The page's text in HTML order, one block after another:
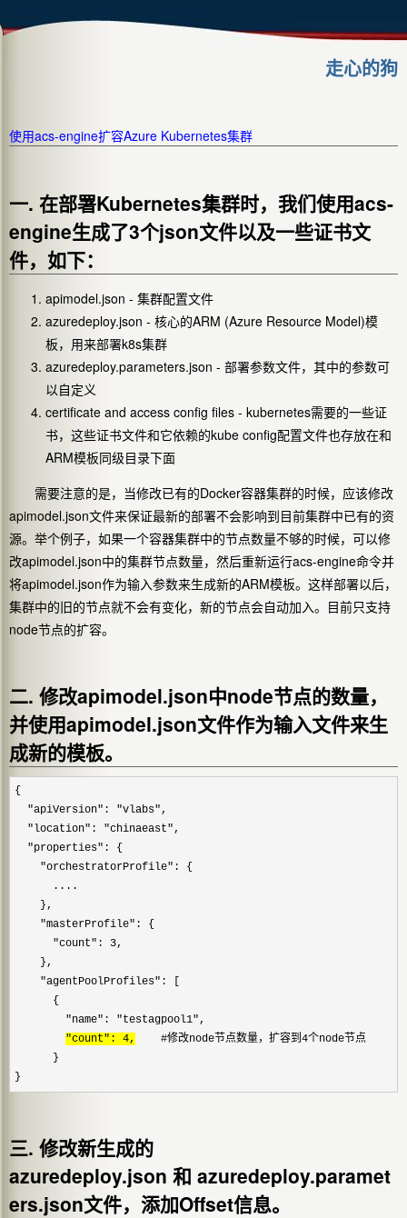
走心的狗
使用acs-engine扩容Azure Kubernetes集群
一. 在部署Kubernetes集群时，我们使用acs-
engine生成了3个json文件以及一些证书文
件，如下：
apimodel.json - 集群配置文件
azuredeploy.json - 核心的ARM (Azure Resource Model)模
板，用来部署k8s集群
azuredeploy.parameters.json - 部署参数文件，其中的参数可
以自定义
certificate and access config files - kubernetes需要的一些证
书，这些证书文件和它依赖的kube config配置文件也存放在和
ARM模板同级目录下面
需要注意的是，当修改已有的Docker容器集群的时候，应该修改
apimodel.json文件来保证最新的部署不会影响到目前集群中已有的资
源。举个例子，如果一个容器集群中的节点数量不够的时候，可以修
改apimodel.json中的集群节点数量，然后重新运行acs-engine命令并
将apimodel.json作为输入参数来生成新的ARM模板。这样部署以后，
集群中的旧的节点就不会有变化，新的节点会自动加入。目前只支持
node节点的扩容。
二. 修改apimodel.json中node节点的数量，
并使用apimodel.json文件作为输入文件来生
成新的模板。
{
  "apiVersion": "vlabs",
  "location": "chinaeast",
  "properties": {
    "orchestratorProfile": {
      ....
    },
    "masterProfile": {
      "count": 3,
    },
    "agentPoolProfiles": [
      {
        "name": "testagpool1",
"count": 4,
    #修改node节点数量，扩容到4个node节点
      }
}
三. 修改新生成的
azuredeploy.json 和 azuredeploy.paramet
ers.json文件，添加Offset信息。